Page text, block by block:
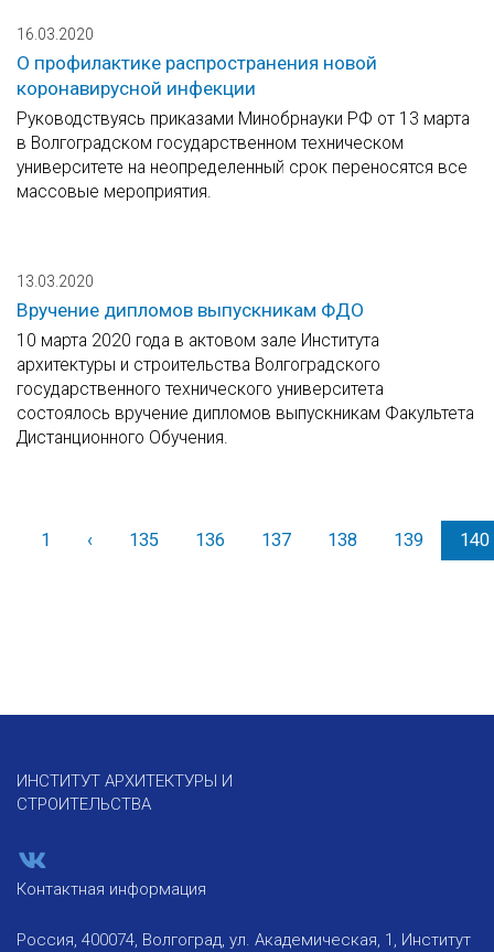
16.03.2020
О профилактике распространения новой
коронавирусной инфекции
Руководствуясь приказами Минобрнауки РФ от 13 марта
в Волгоградском государственном техническом
университете на неопределенный срок переносятся все
массовые мероприятия.
13.03.2020
Вручение дипломов выпускникам ФДО
10 марта 2020 года в актовом зале Института
архитектуры и строительства Волгоградского
государственного технического университета
состоялось вручение дипломов выпускникам Факультета
Дистанционного Обучения.
1 ‹Назад135 136 137 138 139 140
ИНСТИТУТ АРХИТЕКТУРЫ И
СТРОИТЕЛЬСТВА
Контактная информация
Россия, 400074, Волгоград, ул. Академическая, 1, Институт